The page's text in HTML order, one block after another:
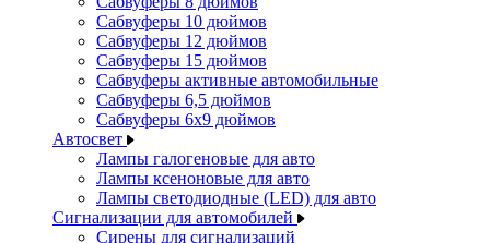
Сабвуферы 10 дюймов
Сабвуферы 12 дюймов
Сабвуферы 15 дюймов
Сабвуферы активные автомобильные
Сабвуферы 6,5 дюймов
Сабвуферы 6x9 дюймов
Автосвет
Лампы галогеновые для авто
Лампы ксеноновые для авто
Лампы светодиодные (LED) для авто
Сигнализации для автомобилей
Сирены для сигнализаций